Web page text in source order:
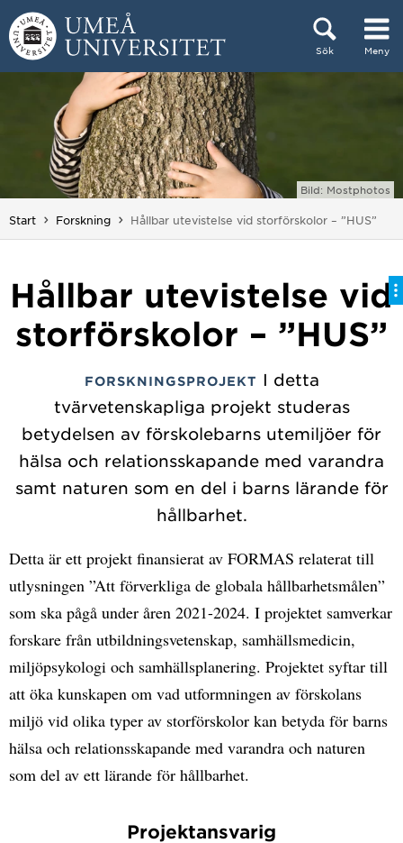
Hoppa direkt till innehållet
Sök Meny
Huvudmenyn dold.
Bild: Mostphotos
Start Forskning Du är här:
Hållbar utevistelse vid storförskolor – ”HUS”
Hållbar utevistelse vid
storförskolor – ”HUS”
FORSKNINGSPROJEKT I detta
tvärvetenskapliga projekt studeras
betydelsen av förskolebarns utemiljöer för
hälsa och relationsskapande med varandra
samt naturen som en del i barns lärande för
hållbarhet.
Detta är ett projekt finansierat av FORMAS relaterat till
utlysningen ”Att förverkliga de globala hållbarhetsmålen”
som ska pågå under åren 2021-2024. I projektet samverkar
forskare från utbildningsvetenskap, samhällsmedicin,
miljöpsykologi och samhällsplanering. Projektet syftar till
att öka kunskapen om vad utformningen av förskolans
miljö vid olika typer av storförskolor kan betyda för barns
hälsa och relationsskapande med varandra och naturen
som del av ett lärande för hållbarhet.
Projektansvarig